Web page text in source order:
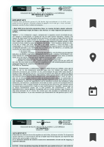




